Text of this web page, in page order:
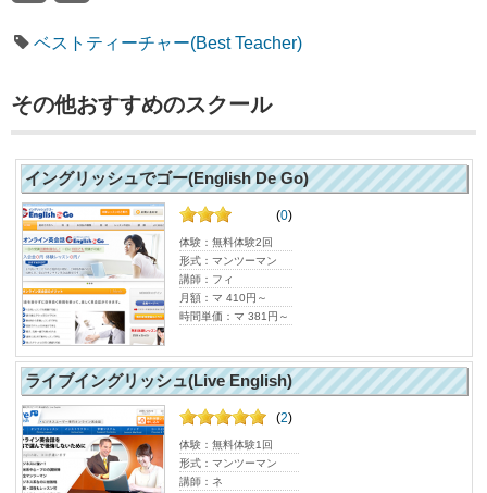
ベストティーチャー(Best Teacher)
その他おすすめのスクール
イングリッシュでゴー(English De Go)
(0)
体験：無料体験2回
形式：マンツーマン
講師：フィ
月額：マ 410円～
時間単価：マ 381円～
ライブイングリッシュ(Live English)
(2)
体験：無料体験1回
形式：マンツーマン
講師：ネ